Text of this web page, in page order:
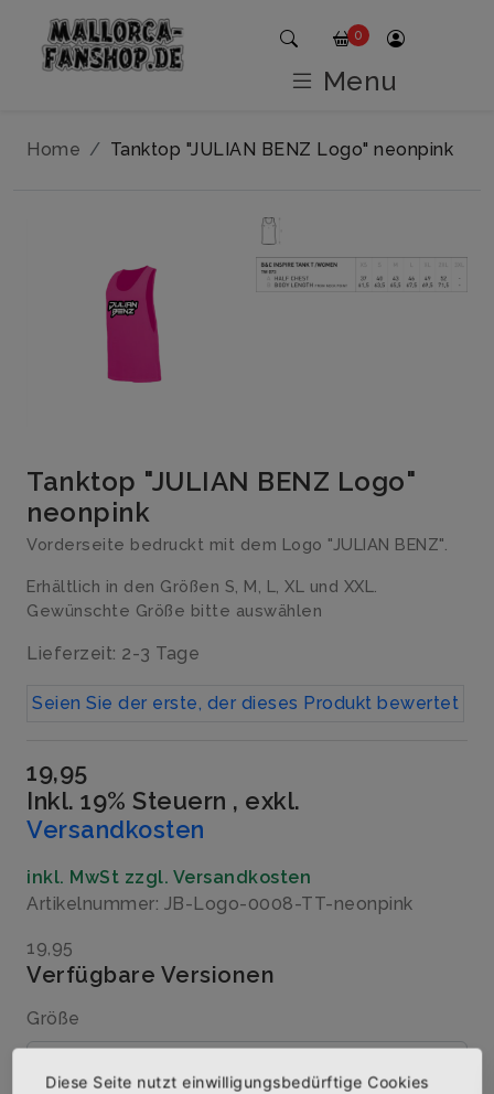
Home Tanktop "JULIAN BENZ Logo" neonpink
Tanktop "JULIAN BENZ Logo"
neonpink
Vorderseite bedruckt mit dem Logo "JULIAN BENZ".
Erhältlich in den Größen S, M, L, XL und XXL.
Gewünschte Größe bitte auswählen
Lieferzeit: 2-3 Tage
Seien Sie der erste, der dieses Produkt bewertet
19,95
Inkl. 19% Steuern , exkl.
Versandkosten
inkl. MwSt zzgl. Versandkosten
Artikelnummer: JB-Logo-0008-TT-neonpink
19,95
Verfügbare Versionen
Größe
0
Menu
Diese Seite nutzt einwilligungsbedürftige Cookies